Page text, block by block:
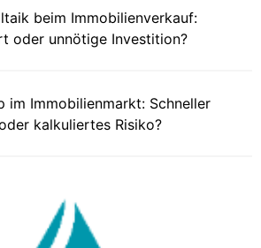
beim Immobilienverkauf:
oder unnötige Investition?
im Immobilienmarkt: Schneller
kalkuliertes Risiko?